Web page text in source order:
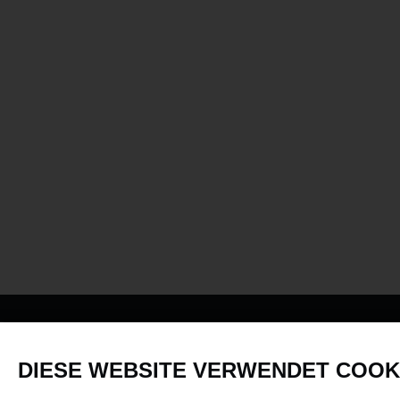
DIESE WEBSITE VERWENDET